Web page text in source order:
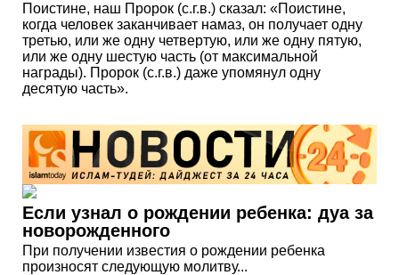
Поистине, наш Пророк (с.г.в.) сказал: «Поистине,
когда человек заканчивает намаз, он получает одну
третью, или же одну четвертую, или же одну пятую,
или же одну шестую часть (от максимальной
награды). Пророк (с.г.в.) даже упомянул одну
десятую часть».
Если узнал о рождении ребенка: дуа за
новорожденного
При получении известия о рождении ребенка
произносят следующую молитву...